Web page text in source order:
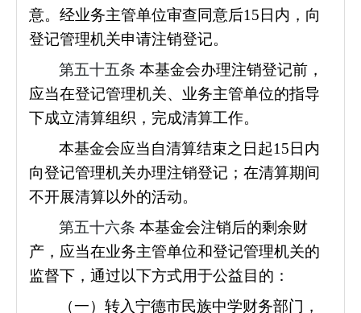
意。经业务主管单位审查同意后15日内，向
登记管理机关申请注销登记。
第五十五条 本基金会办理注销登记前，
应当在登记管理机关、业务主管单位的指导
下成立清算组织，完成清算工作。
本基金会应当自清算结束之日起15日内
向登记管理机关办理注销登记；在清算期间
不开展清算以外的活动。
第五十六条 本基金会注销后的剩余财
产，应当在业务主管单位和登记管理机关的
监督下，通过以下方式用于公益目的：
（一）转入宁德市民族中学财务部门，